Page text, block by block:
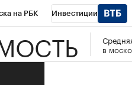
на РБК Инвестиции
Школа управления РБК РБК
в